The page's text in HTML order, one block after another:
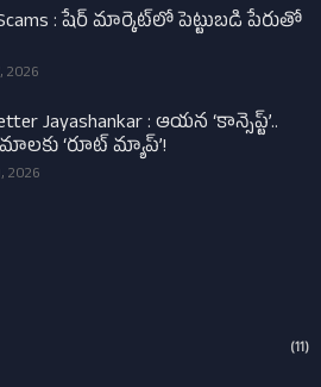
: షేర్ మార్కెట్‌లో పెట్టుబడి పేరుతో
2026
Jayashankar : ఆయన ‘కాన్సెప్ట్’..
‘రూట్ మ్యాప్’!
2026
(11)